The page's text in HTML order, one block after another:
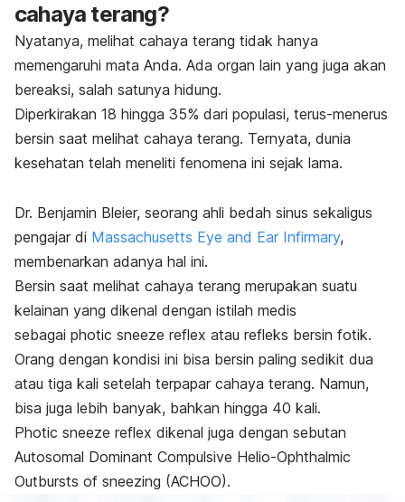
cahaya terang?
Nyatanya, melihat cahaya terang tidak hanya
memengaruhi mata Anda. Ada organ lain yang juga akan
bereaksi, salah satunya hidung.
Diperkirakan 18 hingga 35% dari populasi, terus-menerus
bersin saat melihat cahaya terang. Ternyata, dunia
kesehatan telah meneliti fenomena ini sejak lama.
Dr. Benjamin Bleier, seorang ahli bedah sinus sekaligus
pengajar di Massachusetts Eye and Ear Infirmary,
membenarkan adanya hal ini.
Bersin saat melihat cahaya terang merupakan suatu
kelainan yang dikenal dengan istilah medis
sebagai photic sneeze reflex atau refleks bersin fotik.
Orang dengan kondisi ini bisa bersin paling sedikit dua
atau tiga kali setelah terpapar cahaya terang. Namun,
bisa juga lebih banyak, bahkan hingga 40 kali.
Photic sneeze reflex dikenal juga dengan sebutan
Autosomal Dominant Compulsive Helio-Ophthalmic
Outbursts of sneezing (ACHOO).